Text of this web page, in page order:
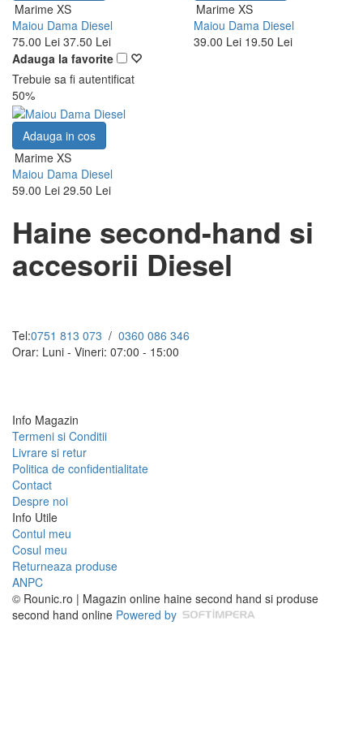
Marime XS
Maiou Dama Diesel
75.00 Lei 37.50 Lei
Marime XS
Maiou Dama Diesel
39.00 Lei 19.50 Lei
Adauga la favorite
Trebuie sa fi autentificat
50%
Adauga in cos
Marime XS
Maiou Dama Diesel
59.00 Lei 29.50 Lei
Haine second-hand si
accesorii Diesel
Tel:0751 813 073 / 0360 086 346
Orar: Luni - Vineri: 07:00 - 15:00
Info Magazin
Termeni si Conditii
Livrare si retur
Politica de confidentialitate
Contact
Despre noi
Info Utile
Contul meu
Cosul meu
Returneaza produse
ANPC
© Rounic.ro | Magazin online haine second hand si produse
second hand online Powered by